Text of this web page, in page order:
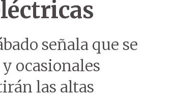
señala que se
ocasionales
las altas